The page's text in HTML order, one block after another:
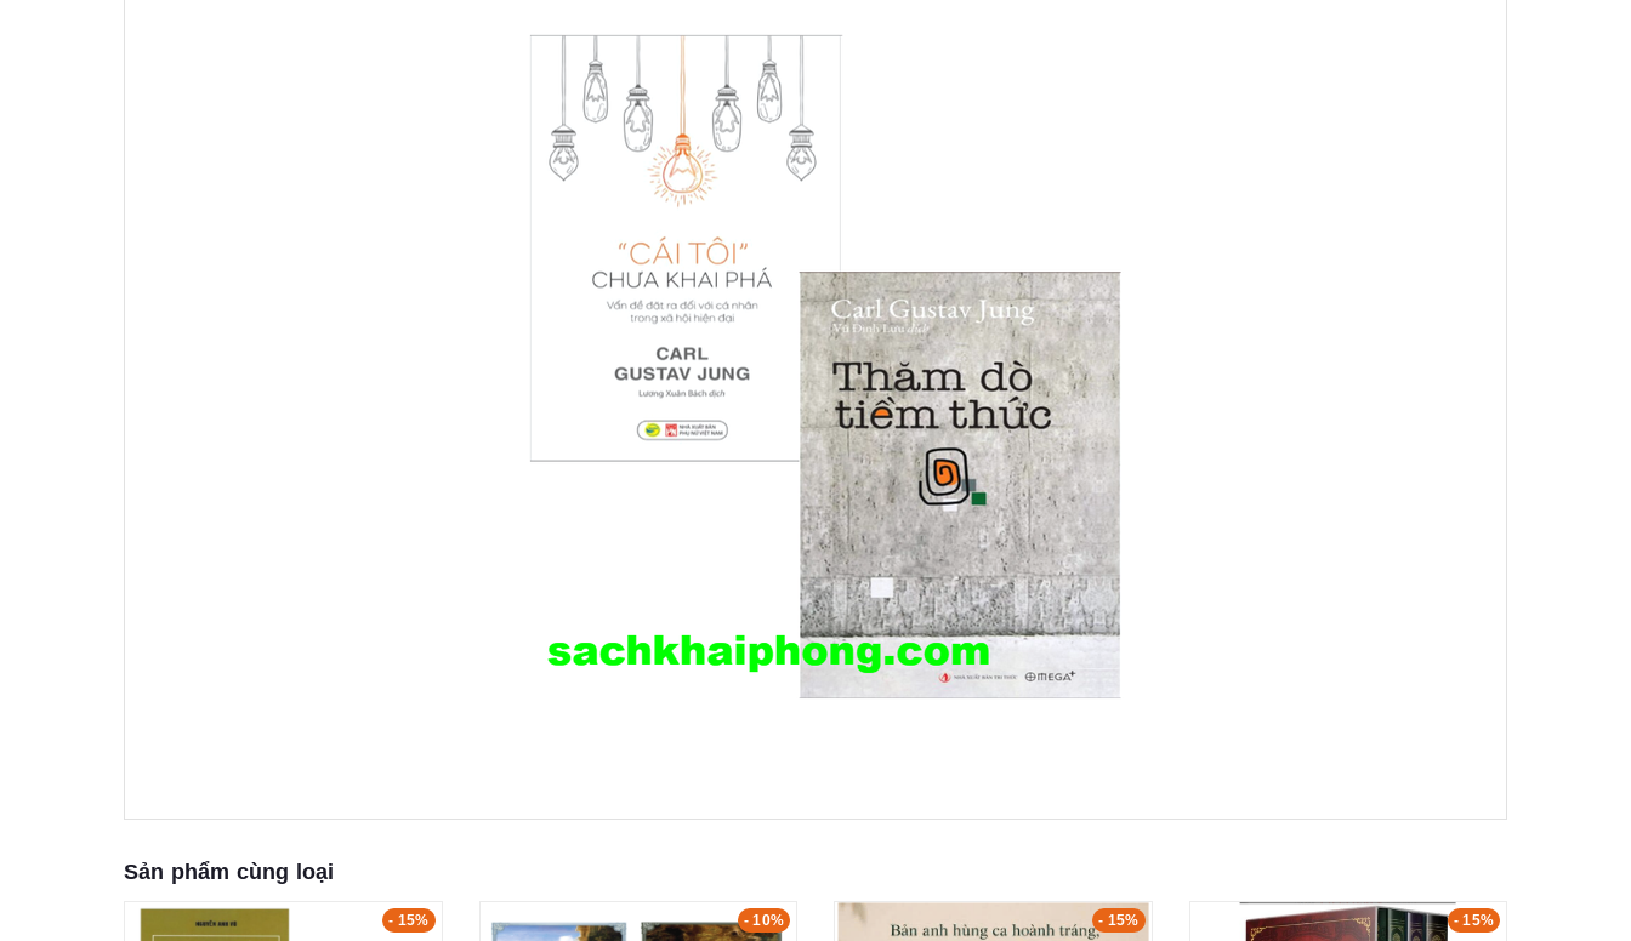
Sản phẩm cùng loại
- 15% - 10% - 15% - 15%